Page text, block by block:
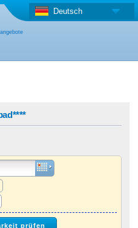
Deutsch